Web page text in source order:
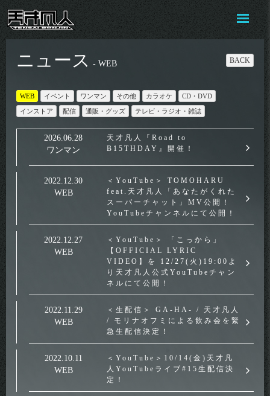
ニュース - WEB BACK
WEB イベント ワンマン その他 カラオケ CD・DVD
インストア 配信 通販・グッズ テレビ・ラジオ・雑誌
2026.06.28
ワンマン
天才凡人『Road to
B15THDAY』開催！
2022.12.30
WEB
＜YouTube＞ TOMOHARU
feat.天才凡人「あなたがくれた
スーパーチャット」MV公開！
YouTubeチャンネルにて公開！
2022.12.27
WEB
＜YouTube＞ 「こっから」
【OFFICIAL LYRIC
VIDEO】を 12/27(火)19:00よ
り天才凡人公式YouTubeチャン
ネルにて公開！
2022.11.29
WEB
＜生配信＞ GA-HA- / 天才凡人
/ モリナオフミによる飲み会を緊
急生配信決定！
2022.10.11
WEB
＜YouTube＞10/14(金)天才凡
人YouTubeライブ#15生配信決
定！